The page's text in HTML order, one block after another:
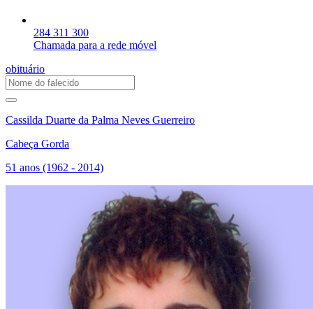
284 311 300
Chamada para a rede móvel
obituário
Cassilda Duarte da Palma Neves Guerreiro
Cabeça Gorda
51 anos (1962 - 2014)